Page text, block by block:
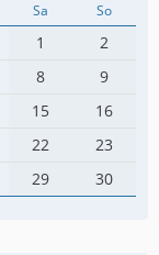
Sa So
1
2
8
9
15
16
22
23
29 30